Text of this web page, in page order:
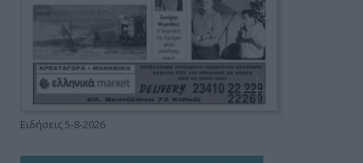
Ειδήσεις 5-8-2026